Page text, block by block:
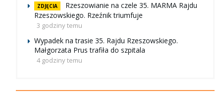
ZDJĘCIA
Rzeszowianie na czele 35. MARMA Rajdu
Rzeszowskiego. Rzeźnik triumfuje
3 godziny temu
Wypadek na trasie 35. Rajdu Rzeszowskiego.
Małgorzata Prus trafiła do szpitala
4 godziny temu